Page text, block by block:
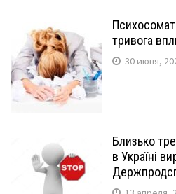
тривога
30 июня,
Близько
в Україні